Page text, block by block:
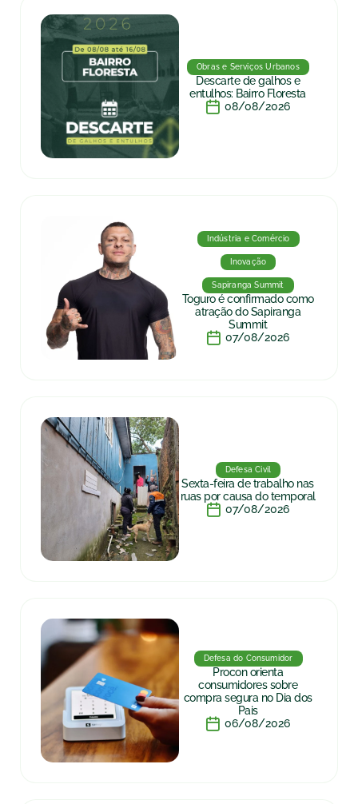
Obras e Serviços Urbanos
Descarte de galhos e
entulhos: Bairro Floresta
08/08/2026
Indústria e Comércio
Inovação
Sapiranga Summit
Toguro é confirmado como
atração do Sapiranga
Summit
07/08/2026
Defesa Civil
Sexta-feira de trabalho nas
ruas por causa do temporal
07/08/2026
Defesa do Consumidor
Procon orienta
consumidores sobre
compra segura no Dia dos
Pais
06/08/2026